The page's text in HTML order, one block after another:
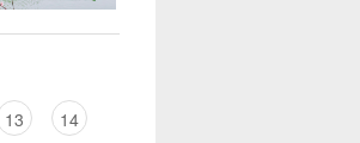
13 14